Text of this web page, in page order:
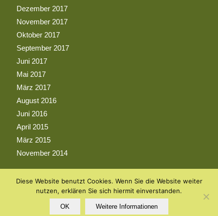
Dezember 2017
November 2017
Oktober 2017
September 2017
Juni 2017
Mai 2017
März 2017
August 2016
Juni 2016
April 2015
März 2015
November 2014
Diese Website benutzt Cookies. Wenn Sie die Website weiter
nutzen, erklären Sie sich hiermit einverstanden.
OK Weitere Informationen